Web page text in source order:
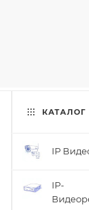
КАТАЛОГ
IP
IP-